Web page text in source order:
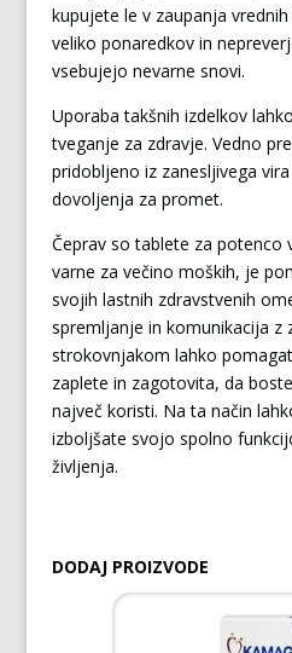
kupujete le v zaupanja
veliko ponaredkov in
vsebujejo nevarne snovi.
Uporaba takšnih izdelkov
tveganje za zdravje. Vedno
pridobljeno iz zanesljivega
dovoljenja za promet.
Čeprav so tablete za potenco
varne za večino moških, je
svojih lastnih zdravstvenih
spremljanje in komunikacija z
strokovnjakom lahko
zaplete in zagotovita, da
največ koristi. Na ta način
izboljšate svojo spolno
življenja.
DODAJ PROIZVODE